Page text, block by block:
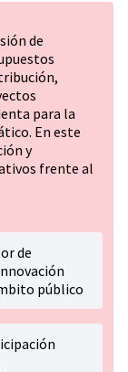
de
para la
En este
y
frente al
de
público